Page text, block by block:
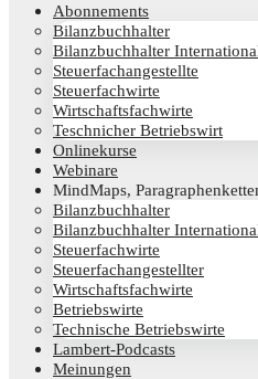
Abon­ne­ments
Bilanz­buch­hal­ter
Bilanz­buch­hal­ter
Steu­er­fach­an­ge­stell­te
Steu­er­fach­wir­te
Wirt­schafts­fach­wir­te
Teschni­cher Betriebswirt
Online­kur­se
Web­i­na­re
Mind­Maps,
Bilanz­buch­hal­ter
Bilanz­buch­hal­ter
Steu­er­fach­wir­te
Steu­er­fach­an­ge­stell­ter
Wirt­schafts­fach­wir­te
Betriebs­wir­te
Tech­ni­sche Betriebswirte
Lam­­bert-Pod­­casts
Mei­nun­gen